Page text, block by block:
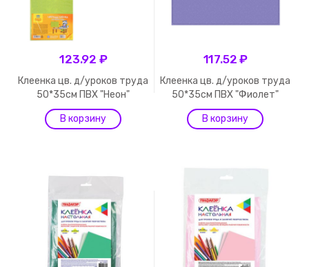
123.92 ₽
Клеенка цв. д/уроков труда
50*35см ПВХ "Неон"
117.52 ₽
Клеенка цв. д/уроков труда
50*35см ПВХ "Фиолет"